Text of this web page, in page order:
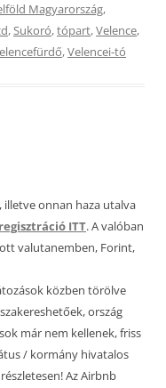
Magyarország,
,Sukoró,tópart,Velence,
,Velencei-tó
onnan haza utalva
ITT. A valóban
valutanemben, Forint,
közben törölve
ország
már nem kellenek, friss
/ kormány hivatalos
Az Airbnb